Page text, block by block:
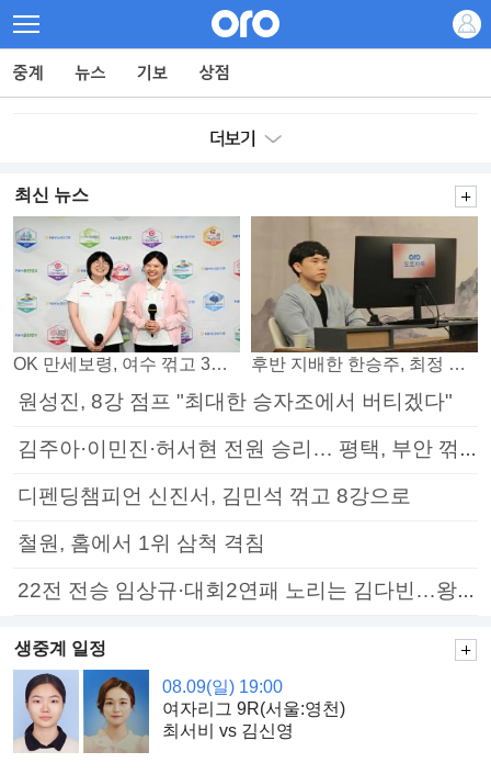
최신 뉴스
OK 만세보령, 여수 꺾고 3연패 탈출 후반 지배한 한승주, 최정 꺾고 8강 진출
원성진, 8강 점프 "최대한 승자조에서 버티겠다"
김주아·이민진·허서현 전원 승리… 평택, 부안 꺾고 5연승
디펜딩챔피언 신진서, 김민석 꺾고 8강으로
철원, 홈에서 1위 삼척 격침
22전 전승 임상규·대회2연패 노리는 김다빈…왕중왕전 16강 7일부터
생중계 일정
08.09(일) 19:00
여자리그 9R(서울:영천)
최서비 vs 김신영